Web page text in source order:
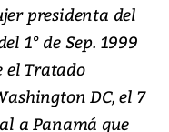
presidenta del
1° de Sep. 1999
el Tratado
DC, el 7
a Panamá que